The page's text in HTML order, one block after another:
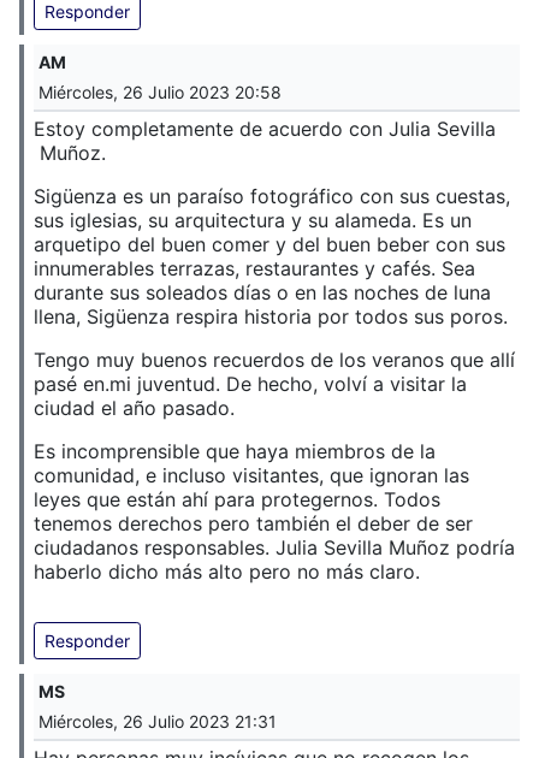
Responder
AM
Miércoles, 26 Julio 2023 20:58
Estoy completamente de acuerdo con Julia Sevilla
Muñoz.
Sigüenza es un paraíso fotográfico con sus cuestas,
sus iglesias, su arquitectura y su alameda. Es un
arquetipo del buen comer y del buen beber con sus
innumerables terrazas, restaurantes y cafés. Sea
durante sus soleados días o en las noches de luna
llena, Sigüenza respira historia por todos sus poros.
Tengo muy buenos recuerdos de los veranos que allí
pasé en.mi juventud. De hecho, volví a visitar la
ciudad el año pasado.
Es incomprensible que haya miembros de la
comunidad, e incluso visitantes, que ignoran las
leyes que están ahí para protegernos. Todos
tenemos derechos pero también el deber de ser
ciudadanos responsables. Julia Sevilla Muñoz podría
haberlo dicho más alto pero no más claro.
Responder
MS
Miércoles, 26 Julio 2023 21:31